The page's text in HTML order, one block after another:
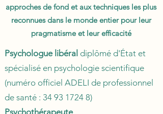
approches de fond et aux techniques les plus
reconnues dans le monde entier pour leur
pragmatisme et leur efficacité
Psychologue libéral diplômé d'État et
spécialisé en psychologie scientifique
(numéro officiel ADELI de professionnel
de santé : 34 93 1724 8)
Psychothérapeute